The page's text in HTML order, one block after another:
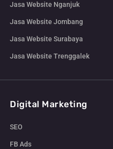
Jasa Website Nganjuk
Jasa Website Jombang
Jasa Website Surabaya
Jasa Website Trenggalek
Digital Marketing
SEO
FB Ads